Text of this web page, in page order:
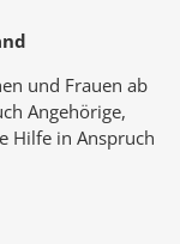
und Frauen ab
Angehörige,
Hilfe in Anspruch